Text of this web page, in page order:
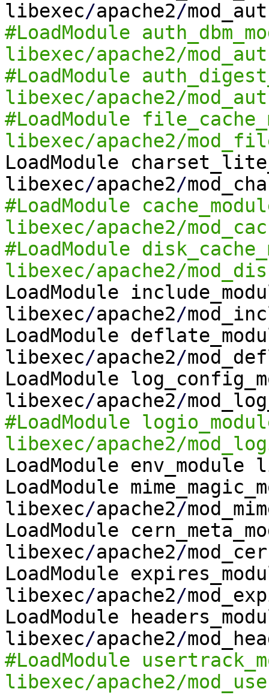
libexec/apache2/
#LoadModule
libexec/apache2/
#LoadModule
libexec/apache2/
#LoadModule
libexec/apache2/
LoadModule
libexec/apache2/
#LoadModule
libexec/apache2/
#LoadModule
libexec/apache2/
LoadModule
libexec/apache2/
LoadModule
libexec/apache2/
LoadModule
libexec/apache2/
#LoadModule
libexec/apache2/
LoadModule env_module
LoadModule
libexec/apache2/
LoadModule
libexec/apache2/
LoadModule
libexec/apache2/
LoadModule
libexec/apache2/
#LoadModule
libexec/apache2/